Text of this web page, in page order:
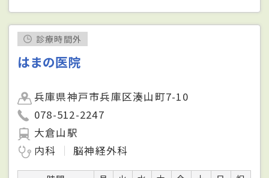
診療時間外
はまの医院
兵庫県神戸市兵庫区湊山町7-10
078-512-2247
大倉山駅
内科
脳神経外科